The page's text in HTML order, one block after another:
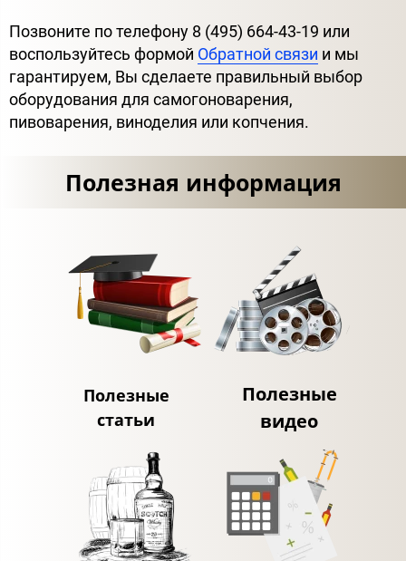
Позвоните по телефону 8 (495) 664-43-19 или
воспользуйтесь формой Обратной связи и мы
гарантируем, Вы сделаете правильный выбор
оборудования для самогоноварения,
пивоварения, виноделия или копчения.
Полезная информация
Полезные
статьи
Полезные
видео